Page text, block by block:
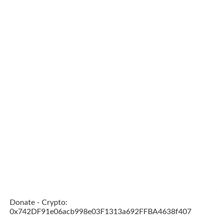
Donate - Crypto:
0x742DF91e06acb998e03F1313a692FFBA4638f407